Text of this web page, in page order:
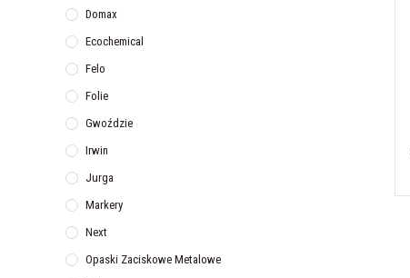
Domax
Ecochemical
Felo
Folie
Gwoździe
Irwin
Jurga
Markery
Next
Opaski Zaciskowe Metalowe